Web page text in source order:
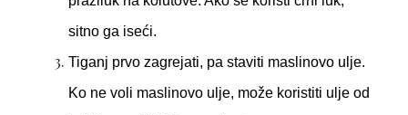
sitno ga iseći.
Tiganj prvo zagrejati, pa staviti maslinovo ulje.
Ko ne voli maslinovo ulje, može koristiti ulje od